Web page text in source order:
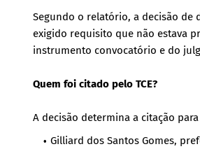
Segundo o relatório, a decisão de
exigido requisito que não estava
instrumento convocatório e do
Quem foi citado pelo TCE?
A decisão determina a citação
Gilliard dos Santos Gomes,